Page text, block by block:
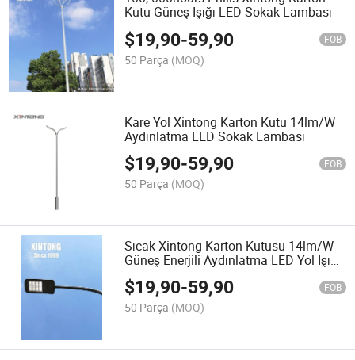
Kutu Güneş Işığı LED Sokak Lambası
$19,90-59,90 FOB
50 Parça (MOQ)
Kare Yol Xintong Karton Kutu 14lm/W
Aydınlatma LED Sokak Lambası
$19,90-59,90 FOB
50 Parça (MOQ)
Sıcak Xintong Karton Kutusu 14lm/W
Güneş Enerjili Aydınlatma LED Yol Işığı
Sokak Lambası
$19,90-59,90 FOB
50 Parça (MOQ)